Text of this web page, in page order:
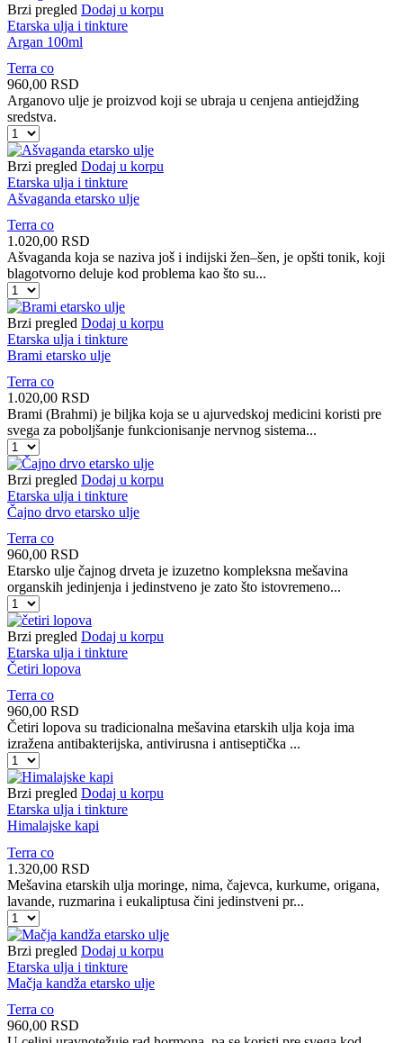
Brzi pregled Dodaj u korpu
Etarska ulja i tinkture
Argan 100ml
Terra co
960,00 RSD
Arganovo ulje je proizvod koji se ubraja u cenjena antiejdžing
sredstva.
Argan
100ml
količina
Brzi pregled Dodaj u korpu
Etarska ulja i tinkture
Ašvaganda etarsko ulje
Terra co
1.020,00 RSD
Ašvaganda koja se naziva još i indijski žen–šen, je opšti tonik, koji
blagotvorno deluje kod problema kao što su...
Ašvaganda
etarsko
ulje
količina
Brzi pregled Dodaj u korpu
Etarska ulja i tinkture
Brami etarsko ulje
Terra co
1.020,00 RSD
Brami (Brahmi) je biljka koja se u ajurvedskoj medicini koristi pre
svega za poboljšanje funkcionisanje nervnog sistema...
Brami
etarsko
ulje
količina
Brzi pregled Dodaj u korpu
Etarska ulja i tinkture
Čajno drvo etarsko ulje
Terra co
960,00 RSD
Etarsko ulje čajnog drveta je izuzetno kompleksna mešavina
organskih jedinjenja i jedinstveno je zato što istovremeno...
Čajno
drvo
etarsko
ulje
količina
Brzi pregled Dodaj u korpu
Etarska ulja i tinkture
Četiri lopova
Terra co
960,00 RSD
Četiri lopova su tradicionalna mešavina etarskih ulja koja ima
izražena antibakterijska, antivirusna i antiseptička ...
Četiri
lopova
količina
Brzi pregled Dodaj u korpu
Etarska ulja i tinkture
Himalajske kapi
Terra co
1.320,00 RSD
Mešavina etarskih ulja moringe, nima, čajevca, kurkume, origana,
lavande, ruzmarina i eukaliptusa čini jedinstveni pr...
Himalajske
kapi
količina
Brzi pregled Dodaj u korpu
Etarska ulja i tinkture
Mačja kandža etarsko ulje
Terra co
960,00 RSD